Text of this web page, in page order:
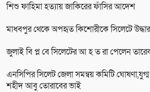
শিশু ফাহিমা হত্যায় জাকিরের ফাঁসির আদেশ
মাধবপুর থেকে অপহৃত কিশোরীকে সিলেটে
জুলাই বি প্ল বে সিলেটের আ হ ত রা পেলেন
এনসিপির সিলেট জেলা সমন্বয় কমিটি
শহীদ আবু তোরাবের ভাই